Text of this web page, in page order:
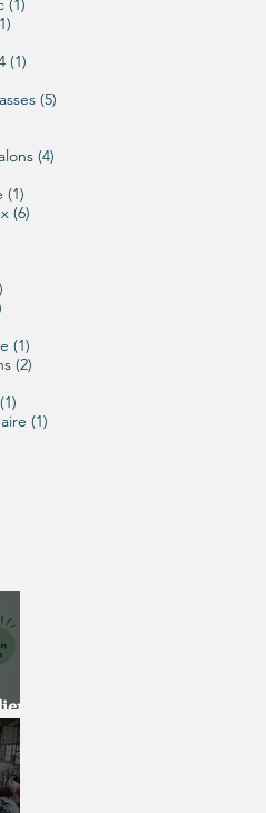
(1)
(1)
(5)
(4)
(1)
(6)
(1)
(2)
(1)
(1)